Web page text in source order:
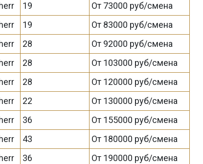
19
От 73000 руб/смена
19
От 83000 руб/смена
28
От 92000 руб/смена
28
От 103000 руб/смена
28
От 120000 руб/смена
22
От 130000 руб/смена
36
От 155000 руб/смена
43
От 180000 руб/смена
36
От 190000 руб/смена